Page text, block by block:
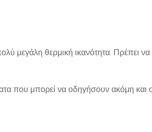
μεγάλη θερμική ικανότητα. Πρέπει να
που μπορεί να οδηγήσουν ακόμη και